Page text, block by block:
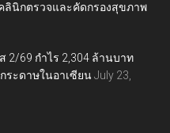
คลินิกตรวจและคัดกรองสุขภาพ
2/69 กำไร 2,304 ล้านบาท
ะดาษในอาเซียน July 23,